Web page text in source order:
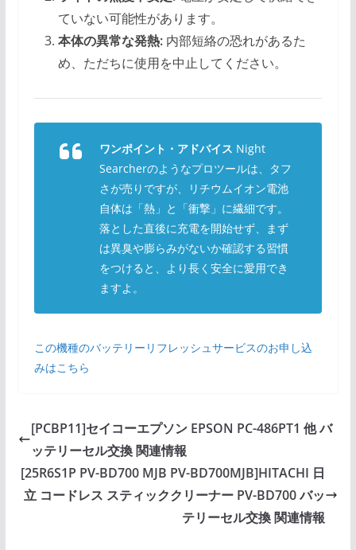
ていない可能性があります。
本体の異常な発熱:内部短絡の恐れがあるた
め、ただちに使用を中止してください。
ワンポイント・アドバイス Night
Searcherのようなプロツールは、タフ
さが売りですが、リチウムイオン電池
自体は「熱」と「衝撃」に繊細です。
落とした直後に充電を開始せず、まず
は異臭や膨らみがないか確認する習慣
をつけると、より長く安全に愛用でき
ますよ。
この機種のバッテリーリフレッシュサービスのお申し込
みはこちら
[PCBP11]セイコーエプソン EPSON PC-486PT1 他 バ
ッテリーセル交換 関連情報
[25R6S1P PV-BD700 MJB PV-BD700MJB]HITACHI 日
立 コードレス スティッククリーナー PV-BD700 バッ
テリーセル交換 関連情報